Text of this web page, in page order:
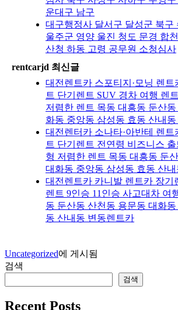
운대구 남구
대구행정사 달서구 달성군 북구
울주군 영양 울진 청도 문경 합
산청 하동 고령 공무원 소청심사
rentcarjd 최신글
대전렌트카 스포티지·모닝 렌트
트 단기렌트 SUV 경차 여행 렌
저렴한 렌트 목동 대흥동 둔산
화동 중앙동 삼성동 효동 산내동
대전렌터카 소나타·아반테 렌트
트 단기렌트 전연령 비즈니스
형 저렴한 렌트 목동 대흥동 둔
대화동 중앙동 삼성동 효동 산내
대전렌트카 카니발 렌트카 장기
렌트 9인승 11인승 사고대차 여
동 둔산동 산천동 용문동 대화
동 산내동 변동렌트카
Uncategorized에 게시됨
검색
검색
Recent Posts